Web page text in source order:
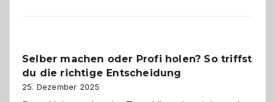
Herausforderungen
und
Zukunft
Selber machen oder Profi holen? So triffst
du die richtige Entscheidung
25. Dezember 2025